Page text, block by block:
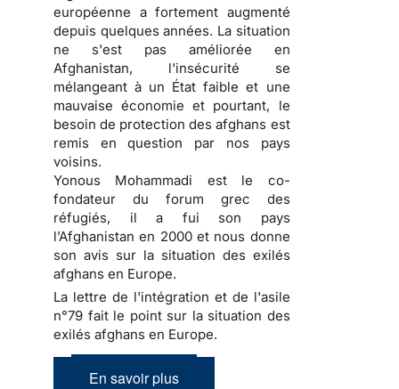
européenne a fortement augmenté
depuis quelques années. La situation
ne s'est pas améliorée en
Afghanistan, l'insécurité se
mélangeant à un État faible et une
mauvaise économie et pourtant, le
besoin de protection des afghans est
remis en question par nos pays
voisins.
Yonous Mohammadi est le co-
fondateur du forum grec des
réfugiés, il a fui son pays
l’Afghanistan en 2000 et nous donne
son avis sur la situation des exilés
afghans en Europe.
La lettre de l'intégration et de l'asile
n°79 fait le point sur la situation des
exilés afghans en Europe.
En savoir plus